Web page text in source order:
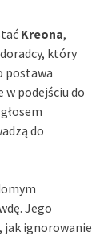
Kreona,
który
postawa
podejściu do
do
Jego
jak ignorowanie